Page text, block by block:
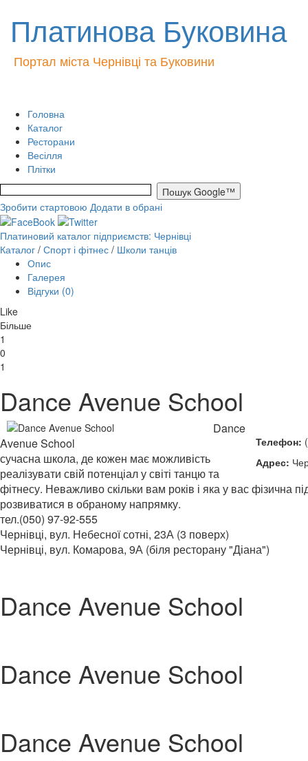
Платинова Буковина
Портал міста Чернівці та Буковини
Головна
Каталог
Ресторани
Весілля
Плітки
Зробити стартовою Додати в обрані
Платиновий каталог підприємств: Чернівці
Каталог / Спорт і фітнес / Школи танців
Опис
Галерея
Відгуки (0)
Like
Більше
1
0
1
Dance Avenue School
Телефон:
Адрес:
Dance
Avenue School
сучасна школа, де кожен має можливість
реалізувати свій потенціал у світі танцю та
фітнесу. Неважливо скільки вам років і яка у вас фізична
розвиватися в обраному напрямку.
тел.(050) 97-92-555
Чернівці, вул. Небесної сотні, 23А (3 поверх)
Чернівці, вул. Комарова, 9А (біля ресторану "Діана")
Dance Avenue School
Dance Avenue School
Dance Avenue School